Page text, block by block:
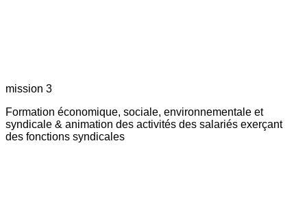
mission 3
Formation économique, sociale, environnementale et
syndicale & animation des activités des salariés exerçant
des fonctions syndicales